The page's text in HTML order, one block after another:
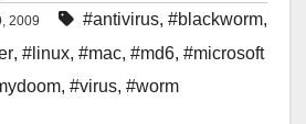
2009 #antivirus, #blackworm,
, #linux, #mac, #md6, #microsoft
, #virus, #worm